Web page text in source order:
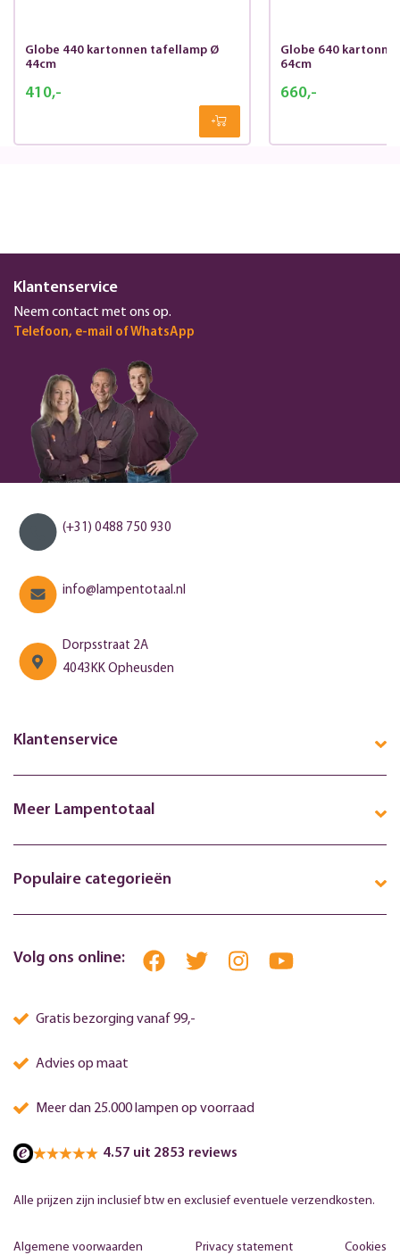
Globe 440 kartonnen tafellamp Ø
44cm
410,-
Globe 640
64cm
660,-
Klantenservice
Neem contact met ons op.
Telefoon, e-mail of WhatsApp
(+31) 0488 750 930
info@lampentotaal.nl
Dorpsstraat 2A
4043KK Opheusden
Klantenservice
Meer Lampentotaal
Populaire categorieën
Volg ons online:
Gratis bezorging vanaf 99,-
Advies op maat
Meer dan 25.000 lampen op voorraad
4.57 uit 2853 reviews
Alle prijzen zijn inclusief btw en exclusief eventuele verzendkosten.
Algemene voorwaarden Privacy statement Cookies